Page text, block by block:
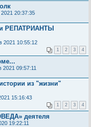
2021 20:37:35
РЕПАТРИАНТЫ
2021 10:55:12
1 2 3 4
2021 09:57:11
из "жизни"
15:16:43
1 2 3 4
деятеля
19:22:11